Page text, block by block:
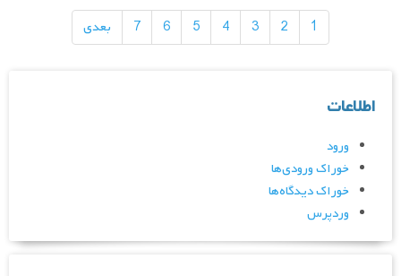
1
2
3
4
5
6
7 بعدی
اطلاعات
ورود
خوراک ورودی‌ها
خوراک دیدگاه‌ها
وردپرس